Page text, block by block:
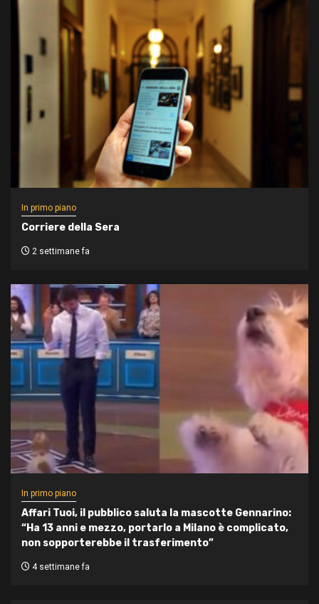
In primo piano
Corriere della Sera
2 settimane fa
In primo piano
Affari Tuoi, il pubblico saluta la mascotte Gennarino:
“Ha 13 anni e mezzo, portarlo a Milano è complicato,
non sopporterebbe il trasferimento”
4 settimane fa